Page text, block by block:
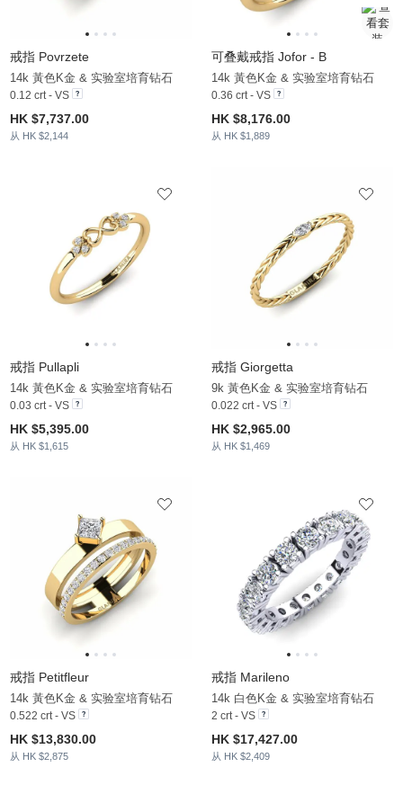
戒指 Povrzete
14k 黃色K金 & 实验室培育钻石
0.12 crt - VS
HK $7,737.00
从 HK $2,144
可叠戴戒指 Jofor - B
14k 黃色K金 & 实验室培育钻石
0.36 crt - VS
HK $8,176.00
从 HK $1,889
戒指 Pullapli
14k 黃色K金 & 实验室培育钻石
0.03 crt - VS
HK $5,395.00
从 HK $1,615
戒指 Giorgetta
9k 黃色K金 & 实验室培育钻石
0.022 crt - VS
HK $2,965.00
从 HK $1,469
戒指 Petitfleur
14k 黃色K金 & 实验室培育钻石
0.522 crt - VS
HK $13,830.00
从 HK $2,875
戒指 Marileno
14k 白色K金 & 实验室培育钻石
2 crt - VS
HK $17,427.00
从 HK $2,409